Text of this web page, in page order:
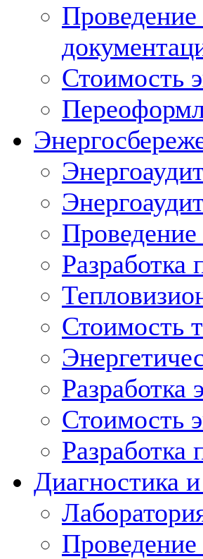
Проведение
Стоимость
Проведение
Разработка
Стоимость
Разработка
Стоимость
Диагностика